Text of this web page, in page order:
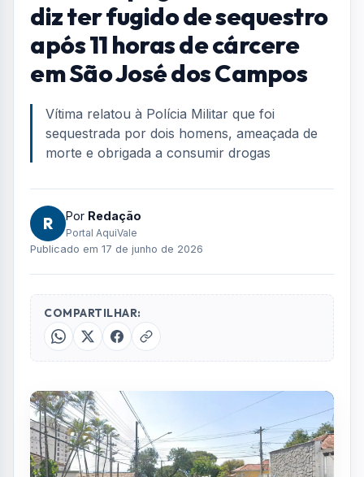
COMPARTILHAR:
FOTO: AQUIVALE/IMAGENS
choque após relatar ter sido mantido em
cárcere privado por mais de 11 horas em São
José dos Campos. O caso foi registrado pela
Polícia Civil na noite de segunda-feira (16). A